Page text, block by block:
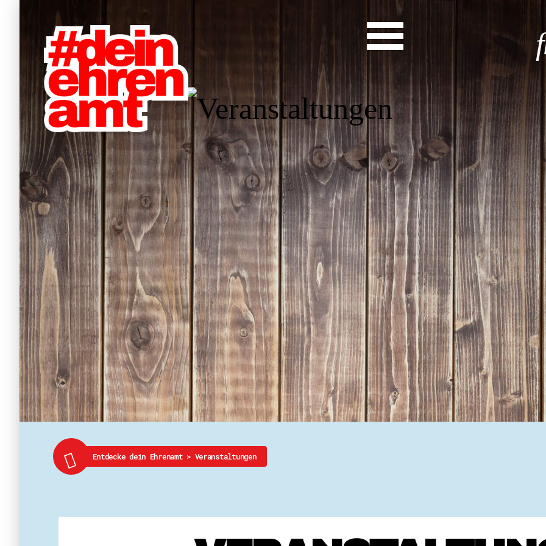
Start
Entdecke dein
News
Veranstaltungen
Rückblicke
Newsletter
Die LandesEhrenamtsagentur
Publikationen
Ansprechpartner
Ehrenamt hat viele
Finde dein
Ehrenamtssuchmaschine
Freiwilliges Soziales
Koordinierungszentren für
Engagierte Stadt
Freiwilligendienste
Freiwilligentage
Hessen hilft Ukraine
Zeig uns dein
Wettbewerb |
Wettbewerb | 80 Jahre
8 Vereine x 80 Jahre x
Crowdfunding - Viele
Ehrentag
Was steht
Entdecke dein Ehrenamt > Veranstaltungen